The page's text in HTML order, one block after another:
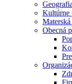
Kultúrne
Obecná